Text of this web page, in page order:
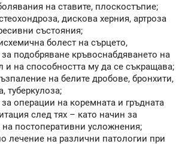
на ставите, плоскостъпие;
дискова херния, артроза
състояния;
болест на сърцето,
подобряване кръвоснабдяването на
и на способността му да се съкращава;
на белите дробове, бронхити,
туберкулоза;
операции на коремната и гръдната
след тях – като начин за
на постоперативни усложнения;
лечение на различни патологии при